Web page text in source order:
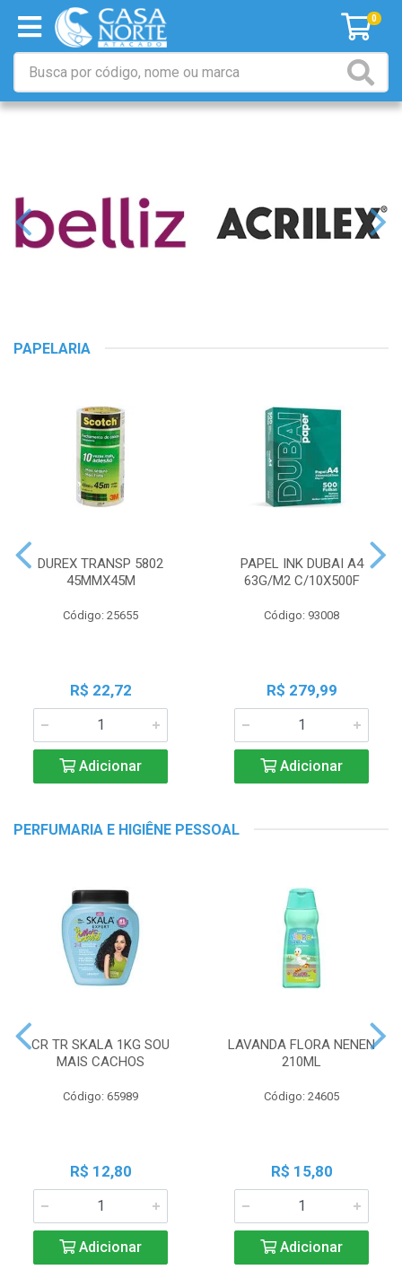
0
PAPELARIA
DUREX TRANSP 5802
45MMX45M
Código: 25655
R$ 22,72
Adicionar
PAPEL INK DUBAI A4
63G/M2 C/10X500F
Código: 93008
R$ 279,99
Adicionar
PERFUMARIA E HIGIÊNE PESSOAL
CR TR SKALA 1KG SOU
MAIS CACHOS
Código: 65989
R$ 12,80
Adicionar
LAVANDA FLORA NENEN
210ML
Código: 24605
R$ 15,80
Adicionar